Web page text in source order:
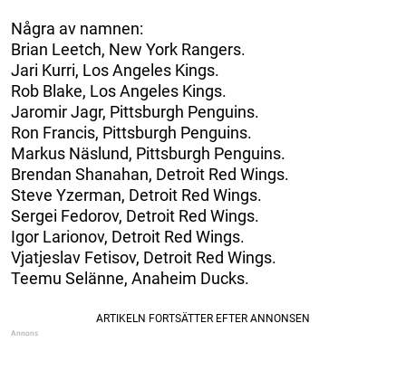
Några av namnen:
Brian Leetch, New York Rangers.
Jari Kurri, Los Angeles Kings.
Rob Blake, Los Angeles Kings.
Jaromir Jagr, Pittsburgh Penguins.
Ron Francis, Pittsburgh Penguins.
Markus Näslund, Pittsburgh Penguins.
Brendan Shanahan, Detroit Red Wings.
Steve Yzerman, Detroit Red Wings.
Sergei Fedorov, Detroit Red Wings.
Igor Larionov, Detroit Red Wings.
Vjatjeslav Fetisov, Detroit Red Wings.
Teemu Selänne, Anaheim Ducks.